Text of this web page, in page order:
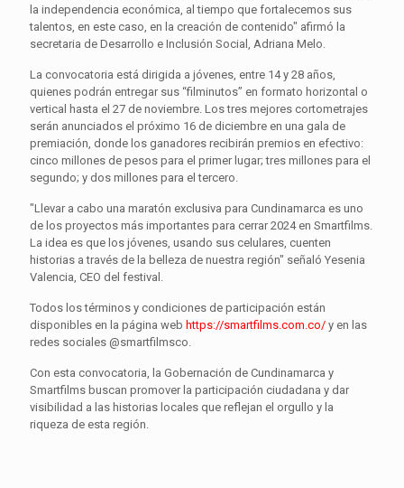
la independencia económica, al tiempo que fortalecemos sus
talentos, en este caso, en la creación de contenido" afirmó la
secretaria de Desarrollo e Inclusión Social, Adriana Melo.
La convocatoria está dirigida a jóvenes, entre 14 y 28 años,
quienes podrán entregar sus “filminutos” en formato horizontal o
vertical hasta el 27 de noviembre. Los tres mejores cortometrajes
serán anunciados el próximo 16 de diciembre en una gala de
premiación, donde los ganadores recibirán premios en efectivo:
cinco millones de pesos para el primer lugar; tres millones para el
segundo; y dos millones para el tercero.
"Llevar a cabo una maratón exclusiva para Cundinamarca es uno
de los proyectos más importantes para cerrar 2024 en Smartfilms.
La idea es que los jóvenes, usando sus celulares, cuenten
historias a través de la belleza de nuestra región" señaló Yesenia
Valencia, CEO del festival.
Todos los términos y condiciones de participación están
disponibles en la página web https://smartfilms.com.co/ y en las
redes sociales @smartfilmsco.
Con esta convocatoria, la Gobernación de Cundinamarca y
Smartfilms buscan promover la participación ciudadana y dar
visibilidad a las historias locales que reflejan el orgullo y la
riqueza de esta región.